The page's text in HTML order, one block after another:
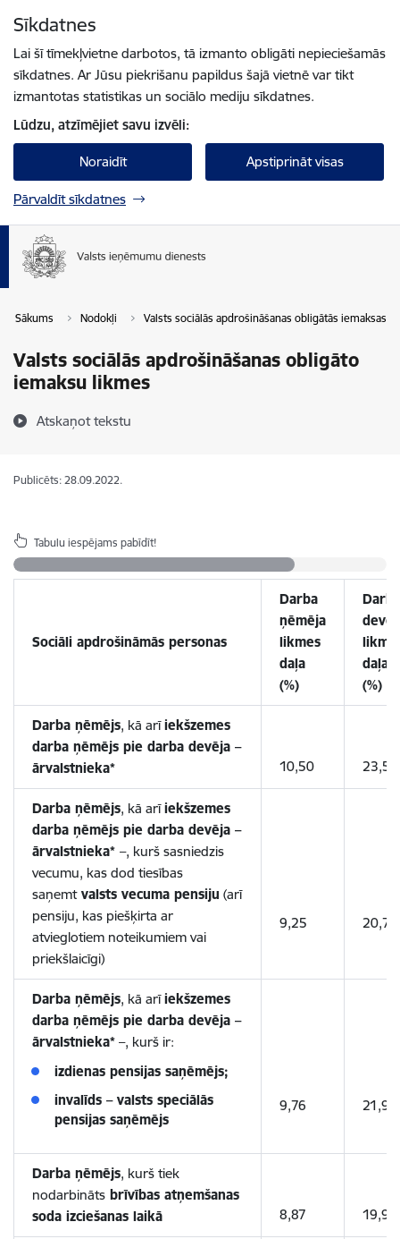
Sīkdatnes
Lai šī tīmekļvietne darbotos, tā izmanto obligāti nepieciešamās
sīkdatnes. Ar Jūsu piekrišanu papildus šajā vietnē var tikt
izmantotas statistikas un sociālo mediju sīkdatnes.
Lūdzu, atzīmējiet savu izvēli:
Noraidīt Apstiprināt visas
Pārvaldīt sīkdatnes
Sākums Nodokļi Valsts sociālās apdrošināšanas obligātās iemaksas
Valsts sociālās apdrošināšanas obligāto
iemaksu likmes
Atskaņot tekstu
Publicēts: 28.09.2022.
Tabulu iespējams pabīdīt!
Sociāli apdrošināmās personas
Darba
ņēmēja
likmes
daļa
(%)
Darba
daļa
(%)
Darba ņēmējs, kā arīiekšzemes
darba ņēmējs pie darba devēja –
ārvalstnieka*
10,50 23,59
Darba ņēmējs, kā arīiekšzemes
darba ņēmējs pie darba devēja –
ārvalstnieka* –, kurš sasniedzis
vecumu, kas dod tiesības
saņemtvalsts vecuma pensiju (arī
pensiju, kas piešķirta ar
atvieglotiem noteikumiem vai
priekšlaicīgi)
9,25 20,77
Darba ņēmējs, kā arīiekšzemes
darba ņēmējs pie darba devēja –
ārvalstnieka* –, kurš ir:
izdienas pensijas saņēmējs;
invalīds – valsts speciālās
pensijas saņēmējs
9,76 21,94
Darba ņēmējs, kurš tiek
nodarbināts brīvības atņemšanas
soda izciešanas laikā
8,87 19,93